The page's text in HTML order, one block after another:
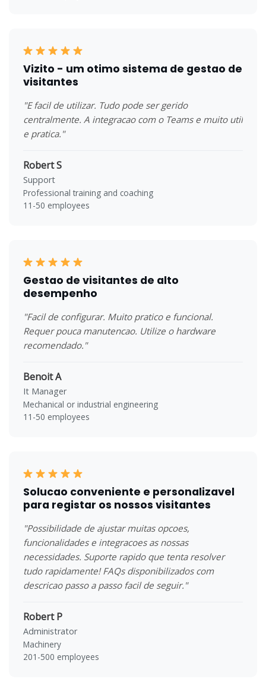
Vizito - um otimo sistema de gestao de
visitantes
"E facil de utilizar. Tudo pode ser gerido
centralmente. A integracao com o Teams e muito util
e pratica."
Robert S
Support
Professional training and coaching
11-50 employees
Gestao de visitantes de alto
desempenho
"Facil de configurar. Muito pratico e funcional.
Requer pouca manutencao. Utilize o hardware
recomendado."
Benoit A
It Manager
Mechanical or industrial engineering
11-50 employees
Solucao conveniente e personalizavel
para registar os nossos visitantes
"Possibilidade de ajustar muitas opcoes,
funcionalidades e integracoes as nossas
necessidades. Suporte rapido que tenta resolver
tudo rapidamente! FAQs disponibilizados com
descricao passo a passo facil de seguir."
Robert P
Administrator
Machinery
201-500 employees